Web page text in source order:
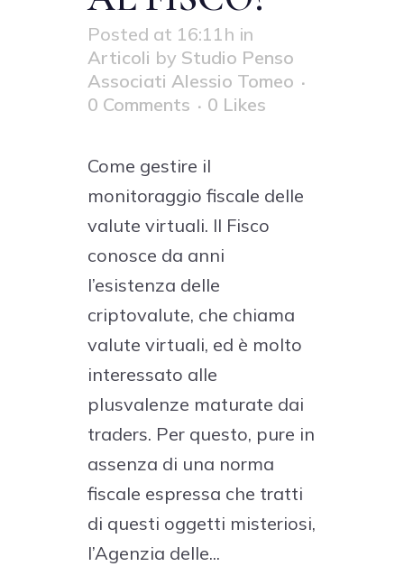
Posted at 16:11h in
Articoli by Studio Penso
Associati Alessio Tomeo
0 Comments
0 Likes
Come gestire il
monitoraggio fiscale delle
valute virtuali. Il Fisco
conosce da anni
l’esistenza delle
criptovalute, che chiama
valute virtuali, ed è molto
interessato alle
plusvalenze maturate dai
traders. Per questo, pure in
assenza di una norma
fiscale espressa che tratti
di questi oggetti misteriosi,
l’Agenzia delle...